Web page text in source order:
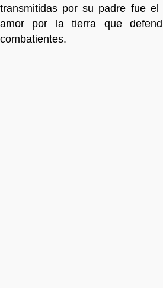
transmitidas por su padre fue el
amor por la tierra que
combatientes.